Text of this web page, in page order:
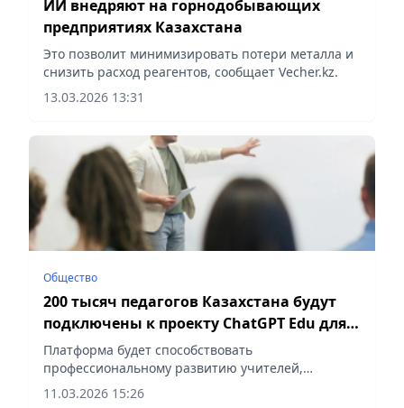
ИИ внедряют на горнодобывающих
предприятиях Казахстана
Это позволит минимизировать потери металла и
снизить расход реагентов, сообщает Vecher.kz.
13.03.2026 13:31
Общество
200 тысяч педагогов Казахстана будут
подключены к проекту ChatGPT Edu для
создания ИИ-ассистентов
Платформа будет способствовать
профессиональному развитию учителей,
сообщает Vecher.kz.
11.03.2026 15:26